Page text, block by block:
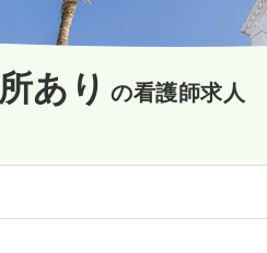
あり の看護師求人